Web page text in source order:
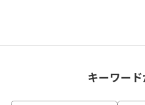
キーワー